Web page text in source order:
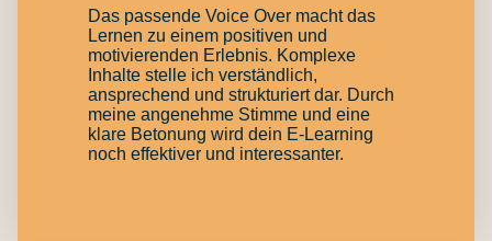
Das passende Voice Over macht das
Lernen zu einem positiven und
motivierenden Erlebnis. Komplexe
Inhalte stelle ich verständlich,
ansprechend und strukturiert dar. Durch
meine angenehme Stimme und eine
klare Betonung wird dein E-Learning
noch effektiver und interessanter.